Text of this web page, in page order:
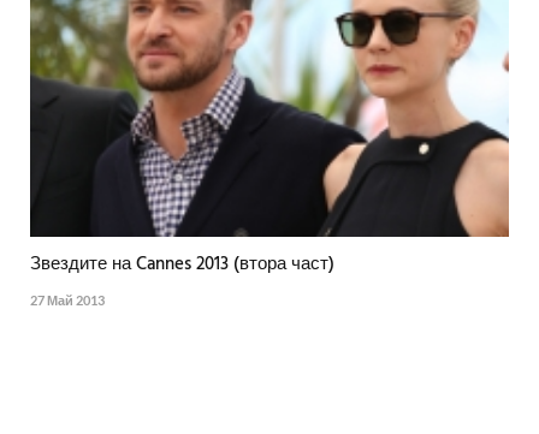
Звездите на Cannes 2013 (втора част)
27 Май 2013